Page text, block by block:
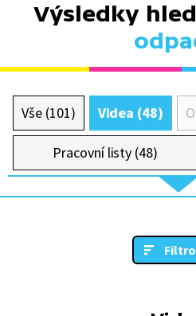
Výsledky
Vše (101) Videa (48)
Pracovní listy (48)